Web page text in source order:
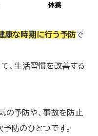
康な時期に行う予防で
、生活習慣を改善する
の予防や、事故を防止
防のひとつです。